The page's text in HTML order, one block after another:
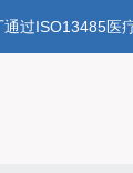
过ISO13485